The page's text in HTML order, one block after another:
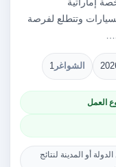
وتتطلع لفرصة
الشواغر 1
العمل
أو المدينة لنتائج